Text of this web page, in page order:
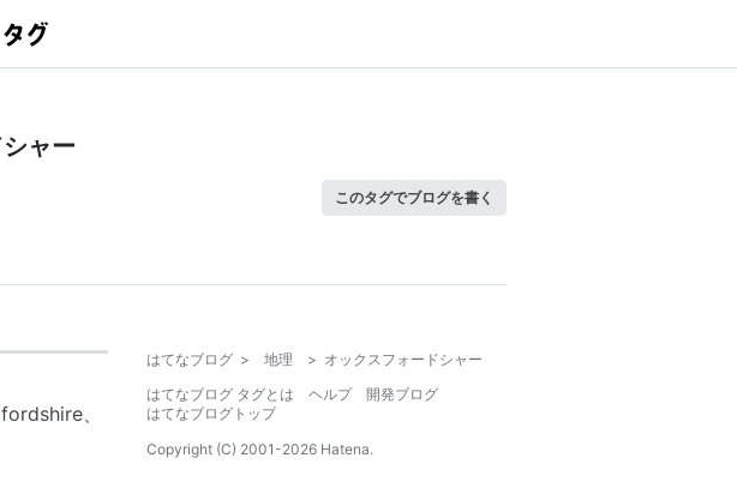
ャー
このタグでブログを書く
、
はてなブログ > 地理 > オックスフォードシャー
はてなブログ タグとは
ヘルプ
開発ブログ
はてなブログトップ
Copyright (C) 2001-2026 Hatena.